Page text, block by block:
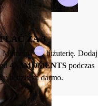
ZA 3
Moments
biżuterię. Dodaj
4X3MOMENTSpodczas
będzie za darmo.